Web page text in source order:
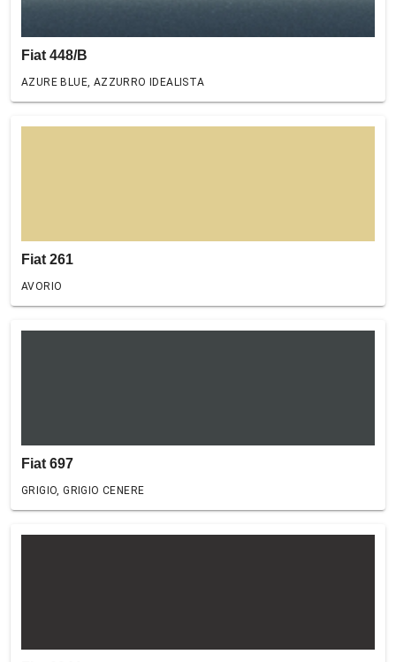
Fiat 448/B
AZURE BLUE, AZZURRO IDEALISTA
Fiat 261
AVORIO
Fiat 697
GRIGIO, GRIGIO CENERE